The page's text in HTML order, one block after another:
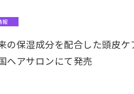
報
の保湿成分を配合した頭皮ケ
ヘアサロンにて発売